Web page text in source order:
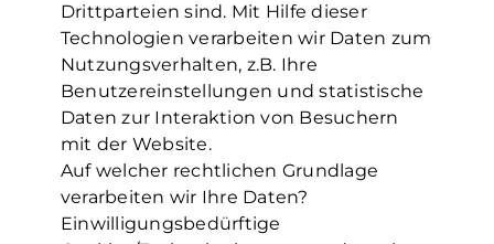
Drittparteien sind. Mit Hilfe dieser
Technologien verarbeiten wir Daten zum
Nutzungsverhalten, z.B. Ihre
Benutzereinstellungen und statistische
Daten zur Interaktion von Besuchern
mit der Website.
Auf welcher rechtlichen Grundlage
verarbeiten wir Ihre Daten?
Einwilligungsbedürftige